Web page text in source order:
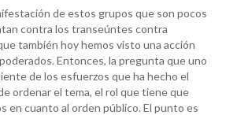
de estos grupos que son pocos
contra los transeúntes contra
también hoy hemos visto una acción
Entonces, la pregunta que uno
de los esfuerzos que ha hecho el
ordenar el tema, el rol que tiene que
en cuanto al orden público. El punto es